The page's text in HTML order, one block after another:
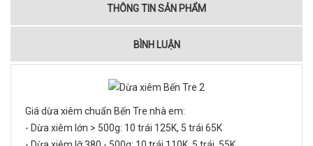
THÔNG TIN SẢN PHẨM
BÌNH LUẬN
Giá dừa xiêm chuẩn Bến Tre nhà em:
- Dừa xiêm lớn > 500g: 10 trái 125K, 5 trái 65K